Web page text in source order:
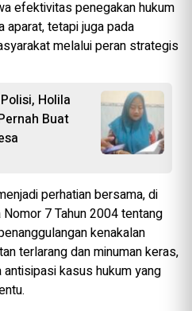
efektivitas penegakan hukum
aparat, tetapi juga pada
melalui peran strategis
Holila
Buat
perhatian bersama, di
7 Tahun 2004 tentang
kenakalan
terlarang dan minuman keras,
kasus hukum yang